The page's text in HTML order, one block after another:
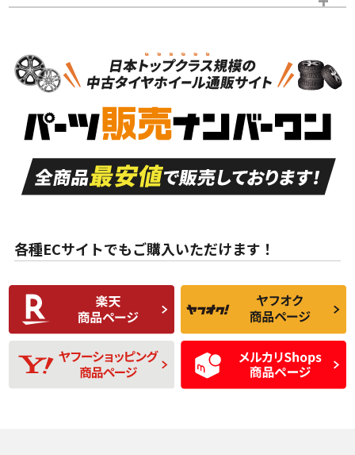
S
品）
S
新車外し品（新古
付き
A
走行距離も少なく、
目立つ傷もほとんど
ない中古品
A
走行距離も少なく、
非常に状態の良い中
古品
な中古品
んどない中古品
C
比較的きれいな中古
品
C
られるが、使用に問
題のない中古品
D
使用感や目立つ傷が
あり、一般的な中古
品
D
残り溝も少なく、偏
磨耗がみられ、短期
間使用できるくらい
の中古品
スタッドレスタイヤホイールセット
各種ECサイトでもご購入いただけます！